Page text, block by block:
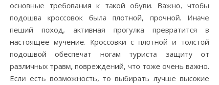
основные требования к такой обуви. Важно, чтобы
подошва кроссовок была плотной, прочной. Иначе
пеший поход, активная прогулка превратится в
настоящее мучение. Кроссовки с плотной и толстой
подошвой обеспечат ногам туриста защиту от
различных травм, повреждений, что тоже очень важно.
Если есть возможность, то выбирать лучше высокие